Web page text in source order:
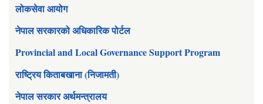
लोकसेवा आयोग
नेपाल सरकारको अधिकारिक पोर्टल
Provincial and Local Governance Support Program
राष्ट्रिय किताबखाना (निजामती)
नेपाल सरकार अर्थमन्त्रालय